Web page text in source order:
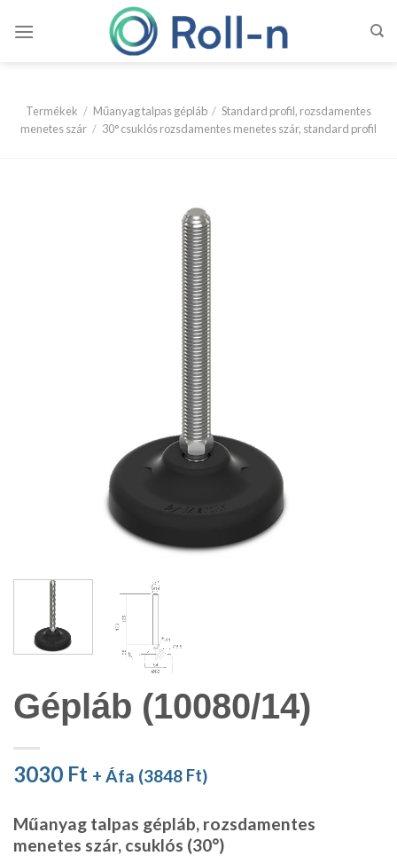
Termékek / Műanyag talpas gépláb / Standard profil, rozsdamentes
menetes szár / 30° csuklós rozsdamentes menetes szár, standard profil
Gépláb (10080/14)
3030 Ft + Áfa (3848 Ft)
Műanyag talpas gépláb, rozsdamentes
menetes szár, csuklós (30°)